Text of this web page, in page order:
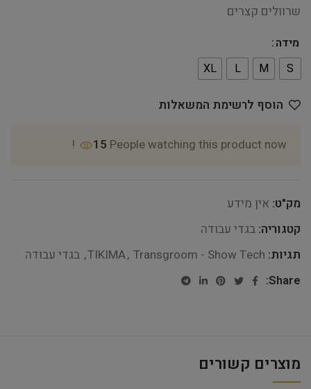
שרוולים קצרים
מידה
S
M
L
XL
הוסף לרשימת המשאלות
15 People watching this product now!
מק"ט: אין מידע
קטגוריה: בגדי עבודה
תגיות:
TIKIMA, Transgroom - Show Tech
, בגדי עבודה
Share:
מוצרים קשורים